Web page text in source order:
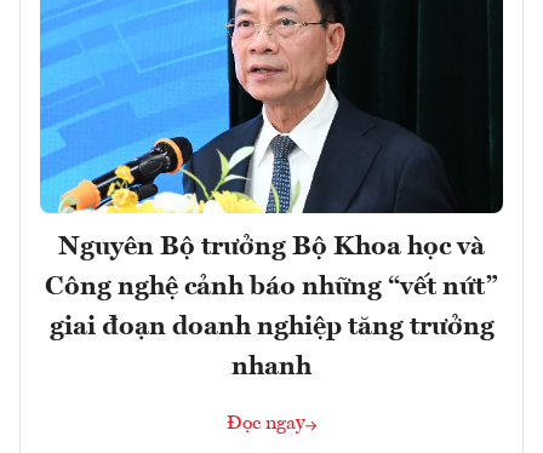
Nguyên Bộ trưởng Bộ Khoa học và
Công nghệ cảnh báo những “vết nứt”
giai đoạn doanh nghiệp tăng trưởng
nhanh
Đọc ngay